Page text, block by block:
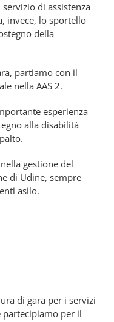
di assistenza
invece, lo sportello
della
partiamo con il
nella AAS 2.
esperienza
alla disabilità
gestione del
di Udine, sempre
asilo.
di gara per i servizi
per il